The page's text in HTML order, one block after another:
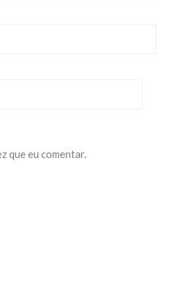
que eu comentar.